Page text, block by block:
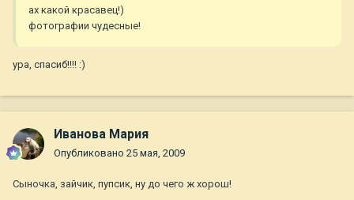
ах какой красавец!)
фотографии чудесные!
ура, спасиб!!!! :)
Иванова Мария
Опубликовано 25 мая, 2009
Сыночка, зайчик, пупсик, ну до чего ж хорош!